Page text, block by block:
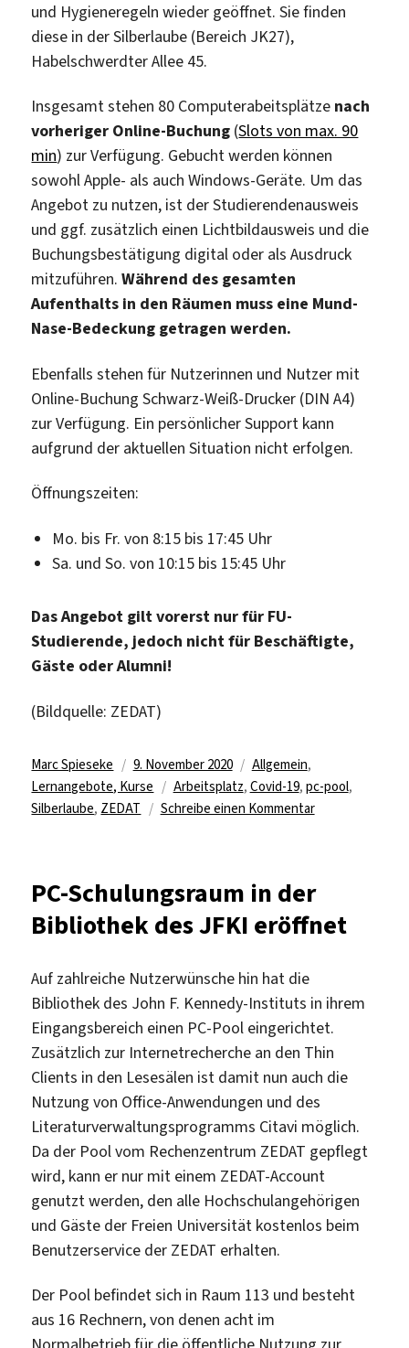
und Hygieneregeln wieder geöffnet. Sie finden
diese in der Silberlaube (Bereich JK27),
Habelschwerdter Allee 45.
Insgesamt stehen 80 Computerabeitsplätze nach
vorheriger Online-Buchung (Slots von max. 90
min) zur Verfügung. Gebucht werden können
sowohl Apple- als auch Windows-Geräte. Um das
Angebot zu nutzen, ist der Studierendenausweis
und ggf. zusätzlich einen Lichtbildausweis und die
Buchungsbestätigung digital oder als Ausdruck
mitzuführen.Während des gesamten
Aufenthalts in den Räumen muss eine Mund-
Nase-Bedeckung getragen werden.
Ebenfalls stehen für Nutzerinnen und Nutzer mit
Online-Buchung Schwarz-Weiß-Drucker (DIN A4)
zur Verfügung. Ein persönlicher Support kann
aufgrund der aktuellen Situation nicht erfolgen.
Öffnungszeiten:
Mo. bis Fr. von 8:15 bis 17:45 Uhr
Sa. und So. von 10:15 bis 15:45 Uhr
Das Angebot gilt vorerst nur für FU-
Studierende, jedoch nicht für Beschäftigte,
Gäste oder Alumni!
(Bildquelle: ZEDAT)
Autor
Marc Spieseke
Veröffentlicht
am
9. November 2020 Kategorien
Allgemein,
Lernangebote, Kurse
Schlagwörter
Arbeitsplatz, Covid-19, pc-pool,
Silberlaube, ZEDAT Schreibe einen Kommentarzu
Pools
in
der
PC-Schulungsraum in der
Bibliothek des JFKI eröffnet
Auf zahlreiche Nutzerwünsche hin hat die
Bibliothek des John F. Kennedy-Instituts in ihrem
Eingangsbereich einen PC-Pool eingerichtet.
Zusätzlich zur Internetrecherche an den Thin
Clients in den Lesesälen ist damit nun auch die
Nutzung von Office-Anwendungen und des
Literaturverwaltungsprogramms Citavi möglich.
Da der Pool vom Rechenzentrum ZEDAT gepflegt
wird, kann er nur mit einem ZEDAT-Account
genutzt werden, den alle Hochschulangehörigen
und Gäste der Freien Universität kostenlos beim
Benutzerservice der ZEDAT erhalten.
Der Pool befindet sich in Raum 113 und besteht
aus 16 Rechnern, von denen acht im